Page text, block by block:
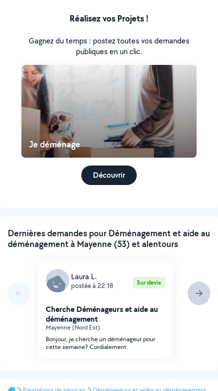
Réalisez vos Projets !
Gagnez du temps : postez toutes vos demandes
publiques en un clic.
Je déménage
Découvrir
Dernières demandes pour Déménagement et aide au
déménagement à Mayenne (53) et alentours
Laura L.
postée à 22:18 Sur devis
Cherche Déménageurs et aide au
déménagement
Mayenne (Nord Est)
Bonjour, je cherche un déménageur pour
cette semaine? Cordialement.